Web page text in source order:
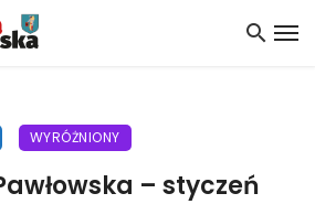
WYRÓŻNIONY
– styczeń